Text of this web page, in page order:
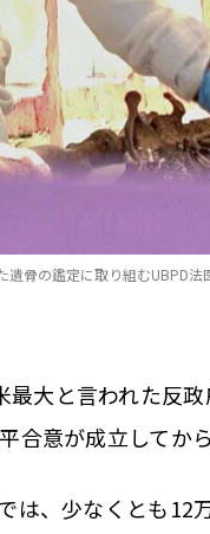
遺骨の鑑定に取り組むUBPD
大と言われた反
合意が成立してか
は、少なくとも12